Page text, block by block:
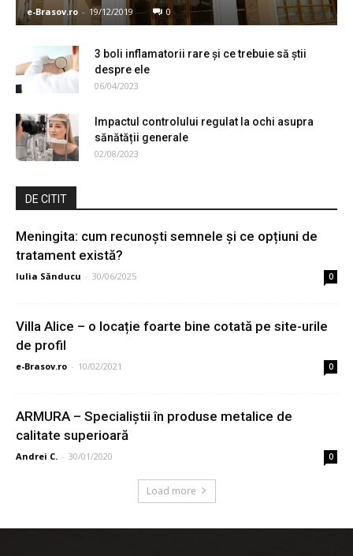
e-Brasov.ro - 19/12/2019 0
3 boli inflamatorii rare și ce trebuie să știi
despre ele
06/04/2023
Impactul controlului regulat la ochi asupra
sănătății generale
02/08/2023
DE CITIT
Meningita: cum recunoști semnele și ce opțiuni de
tratament există?
Iulia Sănducu - 30/06/2025 0
Villa Alice – o locație foarte bine cotată pe site-urile
de profil
e-Brasov.ro - 10/02/2021 0
ARMURA – Specialiștii în produse metalice de
calitate superioară
Andrei C. - 30/01/2020 0
Load more